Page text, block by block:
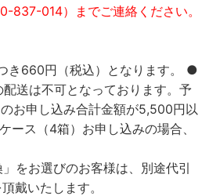
837-014）までご連絡ください。
き660円（税込）となります。 ●
送は不可となっております。予
お申し込み合計金額が5,500円以
ース（4箱）お申し込みの場合、
をお選びのお客様は、別途代引
戴いたします。